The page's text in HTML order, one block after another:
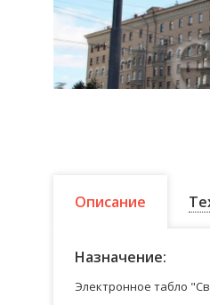
Описание
Назначение:
Электронное табло